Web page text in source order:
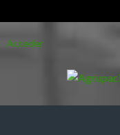
alAcceder